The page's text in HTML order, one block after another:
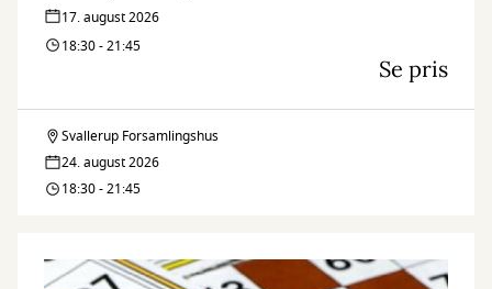
17. august 2026
18:30 - 21:45
Se pris
Bankospil
i
Forsamlingshus
Svallerup Forsamlingshus
24. august 2026
18:30 - 21:45